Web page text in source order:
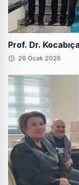
Prof. Dr.
26 Ocak 2026